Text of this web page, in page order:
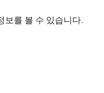
보를 볼 수 있습니다.